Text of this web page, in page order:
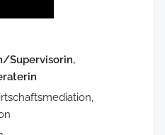
Supervisorin,